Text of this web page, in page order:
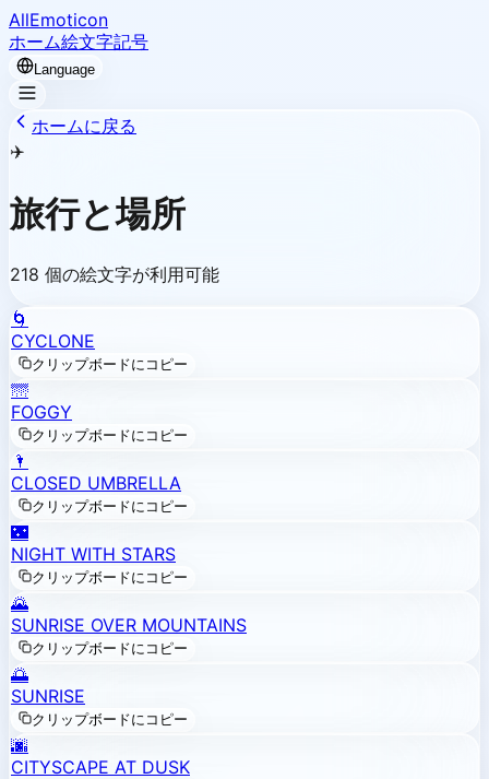
AllEmoticon
ホーム絵文字記号
Language
ホームに戻る
✈️
旅行と場所
218 個の絵文字が利用可能
🌀
CYCLONE
クリップボードにコピー
🌁
FOGGY
クリップボードにコピー
🌂
CLOSED UMBRELLA
クリップボードにコピー
🌃
NIGHT WITH STARS
クリップボードにコピー
🌄
SUNRISE OVER MOUNTAINS
クリップボードにコピー
🌅
SUNRISE
クリップボードにコピー
🌆
CITYSCAPE AT DUSK